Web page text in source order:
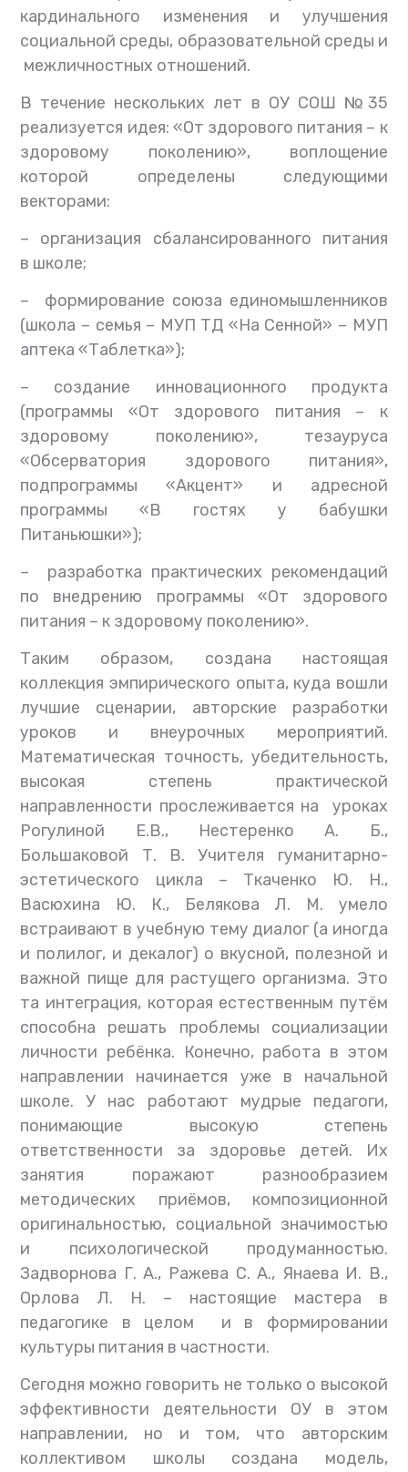
кардинального изменения и улучшения
социальной среды, образовательной среды и
межличностных отношений.
В течение нескольких лет в ОУ СОШ №35
реализуется идея: «От здорового питания – к
здоровому поколению», воплощение
которой определены следующими
векторами:
– организация сбалансированного питания
в школе;
– формирование союза единомышленников
(школа – семья – МУП ТД «На Сенной» – МУП
аптека «Таблетка»);
– создание инновационного продукта
(программы «От здорового питания – к
здоровому поколению», тезауруса
«Обсерватория здорового питания»,
подпрограммы «Акцент» и адресной
программы «В гостях у бабушки
Питаньюшки»);
– разработка практических рекомендаций
по внедрению программы «От здорового
питания – к здоровому поколению».
Таким образом, создана настоящая
коллекция эмпирического опыта, куда вошли
лучшие сценарии, авторские разработки
уроков и внеурочных мероприятий.
Математическая точность, убедительность,
высокая степень практической
направленности прослеживается на уроках
Рогулиной Е.В., Нестеренко А. Б.,
Большаковой Т. В. Учителя гуманитарно-
эстетического цикла – Ткаченко Ю. Н.,
Васюхина Ю. К., Белякова Л. М. умело
встраивают в учебную тему диалог (а иногда
и полилог, и декалог) о вкусной, полезной и
важной пище для растущего организма. Это
та интеграция, которая естественным путём
способна решать проблемы социализации
личности ребёнка. Конечно, работа в этом
направлении начинается уже в начальной
школе. У нас работают мудрые педагоги,
понимающие высокую степень
ответственности за здоровье детей. Их
занятия поражают разнообразием
методических приёмов, композиционной
оригинальностью, социальной значимостью
и психологической продуманностью.
Задворнова Г. А., Ражева С. А., Янаева И. В.,
Орлова Л. Н. – настоящие мастера в
педагогике в целом и в формировании
культуры питания в частности.
Сегодня можно говорить не только о высокой
эффективности деятельности ОУ в этом
направлении, но и том, что авторским
коллективом школы создана модель,